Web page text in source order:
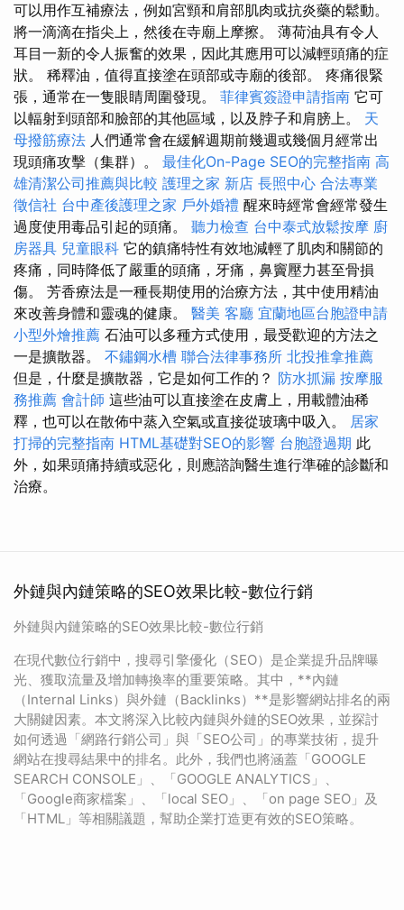
可以用作互補療法，例如宮頸和肩部肌肉或抗炎藥的鬆動。
將一滴滴在指尖上，然後在寺廟上摩擦。 薄荷油具有令人
耳目一新的令人振奮的效果，因此其應用可以減輕頭痛的症
狀。 稀釋油，值得直接塗在頭部或寺廟的後部。 疼痛很緊
張，通常在一隻眼睛周圍發現。 菲律賓簽證申請指南 它可
以輻射到頭部和臉部的其他區域，以及脖子和肩膀上。 天
母撥筋療法 人們通常會在緩解週期前幾週或幾個月經常出
現頭痛攻擊（集群）。 最佳化On-Page SEO的完整指南 高
雄清潔公司推薦與比較 護理之家 新店 長照中心 合法專業
徵信社 台中產後護理之家 戶外婚禮 醒來時經常會經常發生
過度使用毒品引起的頭痛。 聽力檢查 台中泰式放鬆按摩 廚
房器具 兒童眼科 它的鎮痛特性有效地減輕了肌肉和關節的
疼痛，同時降低了嚴重的頭痛，牙痛，鼻竇壓力甚至骨損
傷。 芳香療法是一種長期使用的治療方法，其中使用精油
來改善身體和靈魂的健康。 醫美 客廳 宜蘭地區台胞證申請
小型外燴推薦 石油可以多種方式使用，最受歡迎的方法之
一是擴散器。 不鏽鋼水槽 聯合法律事務所 北投推拿推薦
但是，什麼是擴散器，它是如何工作的？ 防水抓漏 按摩服
務推薦 會計師 這些油可以直接塗在皮膚上，用載體油稀
釋，也可以在散佈中蒸入空氣或直接從玻璃中吸入。 居家
打掃的完整指南 HTML基礎對SEO的影響 台胞證過期 此
外，如果頭痛持續或惡化，則應諮詢醫生進行準確的診斷和
治療。
外鏈與內鏈策略的SEO效果比較-數位行銷
外鏈與內鏈策略的SEO效果比較-數位行銷
在現代數位行銷中，搜尋引擎優化（SEO）是企業提升品牌曝
光、獲取流量及增加轉換率的重要策略。其中，**內鏈
（Internal Links）與外鏈（Backlinks）**是影響網站排名的兩
大關鍵因素。本文將深入比較內鏈與外鏈的SEO效果，並探討
如何透過「網路行銷公司」與「SEO公司」的專業技術，提升
網站在搜尋結果中的排名。此外，我們也將涵蓋「GOOGLE
SEARCH CONSOLE」、「GOOGLE ANALYTICS」、
「Google商家檔案」、「local SEO」、「on page SEO」及
「HTML」等相關議題，幫助企業打造更有效的SEO策略。